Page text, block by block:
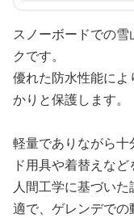
スノーボードでの
クです。
優れた防水性能に
かりと保護します。
軽量でありながら
ド用具や着替えなど
人間工学に基づい
適で、ゲレンデでの